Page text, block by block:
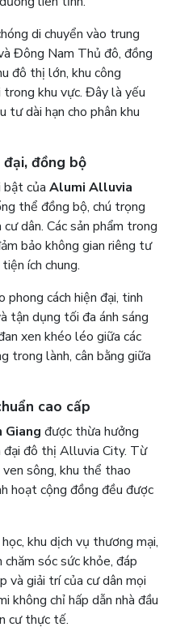
di chuyển vào trung
Đông Nam Thủ đô, đồng
đô thị lớn, khu công
khu vực. Đây là yếu
dài hạn cho phân khu
đồng bộ
bật của Alumi Alluvia
thể đồng bộ, chú trọng
dân. Các sản phẩm trong
bảo không gian riêng tư
ích chung.
cách hiện đại, tinh
tận dụng tối đa ánh sáng
xen khéo léo giữa các
trong lành, cân bằng giữa
cao cấp
được thừa hưởng
đại đô thị Alluvia City. Từ
sông, khu thể thao
hoạt cộng đồng đều được
khu dịch vụ thương mại,
sóc sức khỏe, đáp
và giải trí của cư dân mọi
chỉ hấp dẫn nhà đầu
cư thực tế.